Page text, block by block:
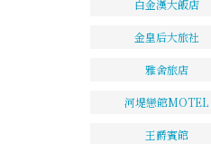
白金漢大飯店
金皇后大旅社
雅舍旅店
河堤戀館MOTEL
王爵賓館